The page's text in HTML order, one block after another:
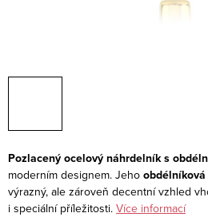
Pozlacený ocelový náhrdelník s
moderním designem. Jeho
výrazný, ale zároveň decentní vzhled
i speciální příležitosti. Více informací